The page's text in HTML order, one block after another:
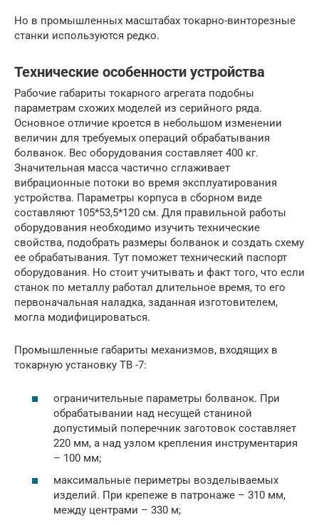
Но в промышленных масштабах токарно-винторезные
станки используются редко.
Технические особенности устройства
Рабочие габариты токарного агрегата подобны
параметрам схожих моделей из серийного ряда.
Основное отличие кроется в небольшом изменении
величин для требуемых операций обрабатывания
болванок. Вес оборудования составляет 400 кг.
Значительная масса частично сглаживает
вибрационные потоки во время эксплуатирования
устройства. Параметры корпуса в сборном виде
составляют 105*53,5*120 см. Для правильной работы
оборудования необходимо изучить технические
свойства, подобрать размеры болванок и создать схему
ее обрабатывания. Тут поможет технический паспорт
оборудования. Но стоит учитывать и факт того, что если
станок по металлу работал длительное время, то его
первоначальная наладка, заданная изготовителем,
могла модифицироваться.
Промышленные габариты механизмов, входящих в
токарную установку ТВ -7:
ограничительные параметры болванок. При
обрабатывании над несущей станиной
допустимый поперечник заготовок составляет
220 мм, а над узлом крепления инструментария
– 100 мм;
максимальные периметры возделываемых
изделий. При крепеже в патронаже – 310 мм,
между центрами – 330 м;